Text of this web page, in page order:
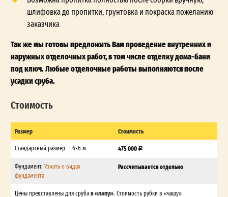
шлифовка до пропитки, грунтовка и покраска пожеланию
заказчика
Так же мы готовы предложить Вам проведение внутренних и
наружных отделочных работ, в том числе отделку дома-бани
под ключ. Любые отделочные работы выполняются после
усадки сруба.
Стоимость
Размер Стоимость
Стандартный размер — 6×6 м 475 000
Фундамент. Узнать о видах
фундамента
Рассчитывается отдельно
Цены представлены для срубав «лапу». Стоимость рубки в «чашу»